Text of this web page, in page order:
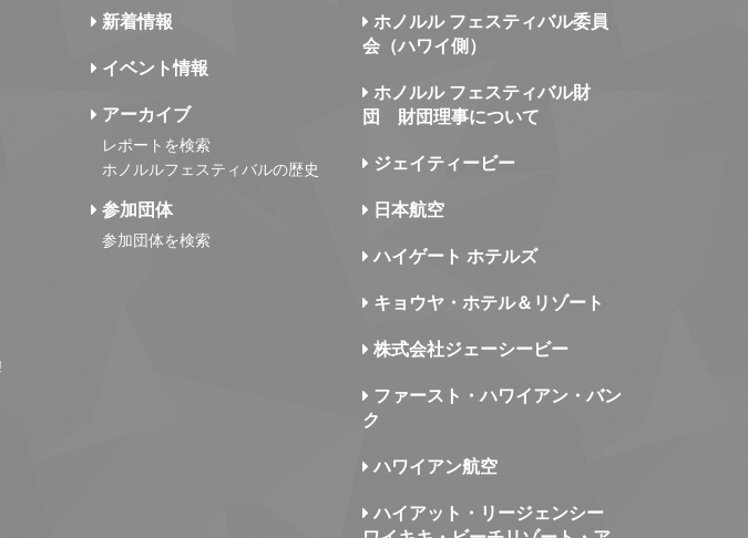
新着情報
イベント情報
アーカイブ
レポートを検索
ホノルルフェスティバルの歴史
参加団体
参加団体を検索
ホノルル フェスティバル委員
会（ハワイ側）
ホノルル フェスティバル財
団 財団理事について
ジェイティービー
日本航空
ハイゲート ホテルズ
キョウヤ・ホテル＆リゾート
株式会社ジェーシービー
ファースト・ハワイアン・バン
ク
ハワイアン航空
ハイアット・リージェンシー